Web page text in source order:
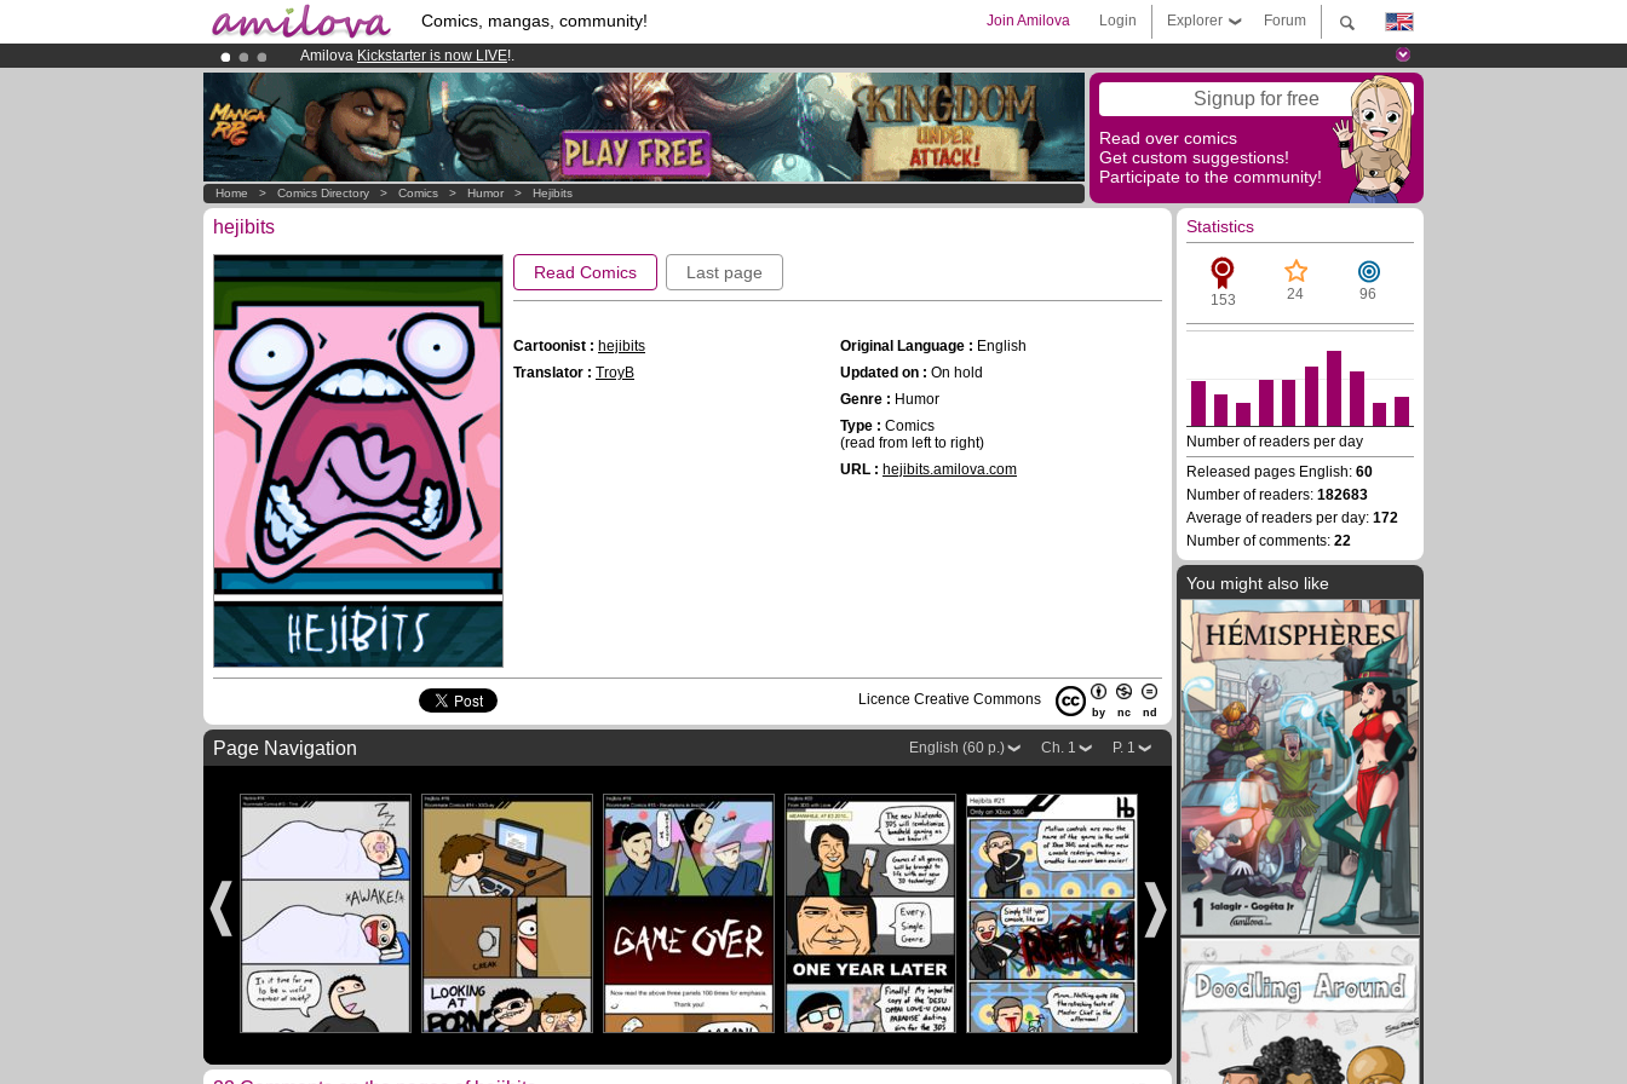
Comics, mangas, community! Forum
Explorer
Login
Join Amilova
Amilova Kickstarter is now LIVE!.
Already 100000membersand 1000comics & mangas!.
Premium membership from3.95 euros per month !Get membership now Signup for free
Read over comics
Get custom suggestions!
Participate to the community!
Home > Comics Directory > Comics > Humor > Hejibits
hejibits
Read Comics Last page
Cartoonist : hejibits
Translator : TroyB
Original Language : English
Updated on : On hold
Genre : Humor
Type : Comics
(read from left to right)
URL : hejibits.amilova.com
Licence Creative Commons
by nc nd
P. 1
Ch. 1
English (60 p.)
Page Navigation
Statistics
153 24 96
Number of readers per day
Released pages English: 60
Number of readers: 182683
Average of readers per day: 172
Number of comments: 22
You might also like